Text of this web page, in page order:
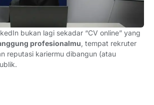
bukan lagi sekadar “CV online” yang
profesionalmu, tempat rekruter
reputasi kariermu dibangun (atau